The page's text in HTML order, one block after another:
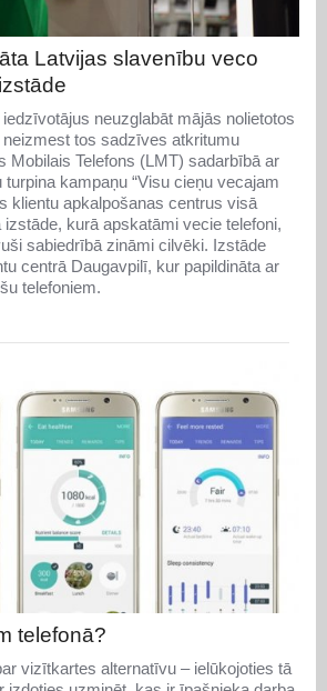
Latvijas slavenību veco
neuzglabāt mājās nolietotos
neizmest tos sadzīves atkritumu
Mobilais Telefons (LMT) sadarbībā ar
turpina kampaņu “Visu cieņu vecajam
klientu apkalpošanas centrus visā
kurā apskatāmi vecie telefoni,
sabiedrībā zināmi cilvēki. Izstāde
centrā Daugavpilī, kur papildināta ar
telefoniem.
telefonā?
vizītkartes alternatīvu – ielūkojoties tā